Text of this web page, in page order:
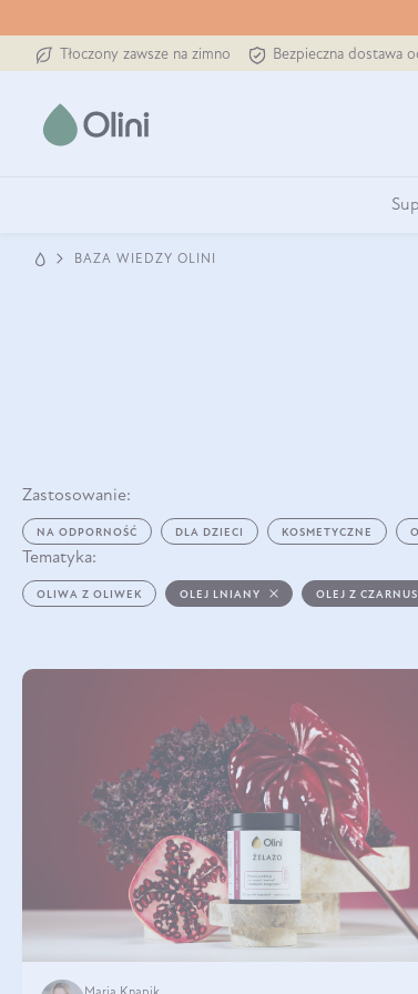
Tłoczony zawsze na zimno Bezpieczna dostawa
BAZA WIEDZY OLINI
Zastosowanie:
NA ODPORNOŚĆ DLA DZIECI KOSMETYCZNE
Tematyka:
OLIWA Z OLIWEK OLEJ LNIANY OLEJ Z